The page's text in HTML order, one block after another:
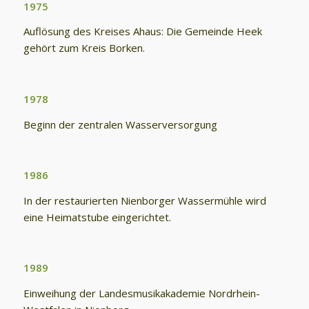
1975
Auflösung des Kreises Ahaus: Die Gemeinde Heek
gehört zum Kreis Borken.
1978
Beginn der zentralen Wasserversorgung
1986
In der restaurierten Nienborger Wassermühle wird
eine Heimatstube eingerichtet.
1989
Einweihung der Landesmusikakademie Nordrhein-